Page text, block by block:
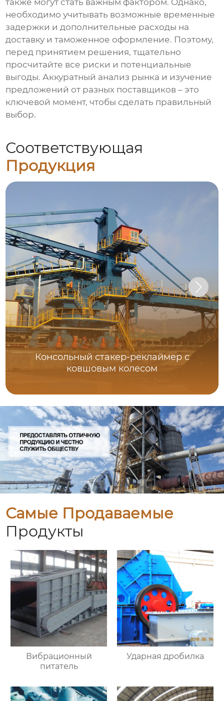
также могут стать важным фактором. Однако,
необходимо учитывать возможные временные
задержки и дополнительные расходы на
доставку и таможенное оформление. Поэтому,
перед принятием решения, тщательно
просчитайте все риски и потенциальные
выгоды. Аккуратный анализ рынка и изучение
предложений от разных поставщиков – это
ключевой момент, чтобы сделать правильный
выбор.
Соответствующая
Продукция
Консольный стакер-реклаймер с
ковшовым колесом
Самые Продаваемые
Продукты
Вибрационный
питатель
Ударная дробилка